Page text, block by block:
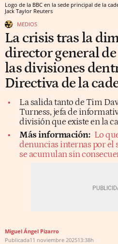
Logo de la BBC en la sede principal de la
Jack Taylor Reuters
MEDIOS
La crisis tras la
director general
las divisiones
Directiva de la
La salida tanto de Tim
Turness, jefa de
división que existe en la
Más información: Lo
denuncias internas por el
se acumulan sin
Miguel Ángel Pizarro
Publicada11 noviembre 202513:38h